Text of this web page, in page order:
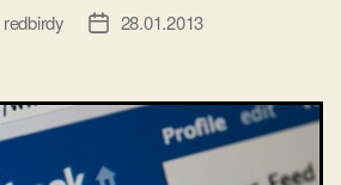
redbirdy
Дата28.01.2013